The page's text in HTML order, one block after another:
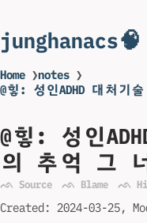
junghanacs🧠
Home ❯notes ❯
@힣: 성인ADHD 대처
@힣: 성인
의 추억 그
ᨒ Source ᨒ Blame ᨒ
Created: 2024-03-25